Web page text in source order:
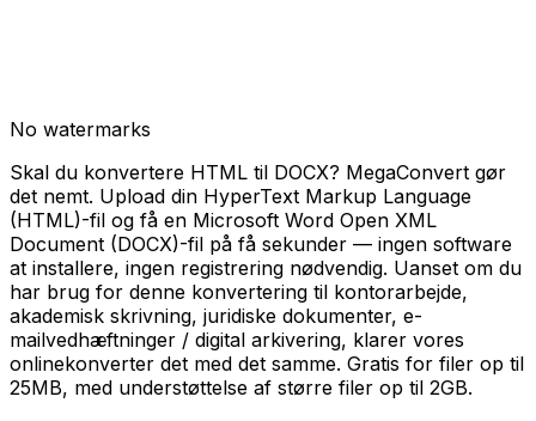
No watermarks
Skal du konvertere HTML til DOCX? MegaConvert gør
det nemt. Upload din HyperText Markup Language
(HTML)-fil og få en Microsoft Word Open XML
Document (DOCX)-fil på få sekunder — ingen software
at installere, ingen registrering nødvendig. Uanset om du
har brug for denne konvertering til kontorarbejde,
akademisk skrivning, juridiske dokumenter, e-
mailvedhæftninger / digital arkivering, klarer vores
onlinekonverter det med det samme. Gratis for filer op til
25MB, med understøttelse af større filer op til 2GB.